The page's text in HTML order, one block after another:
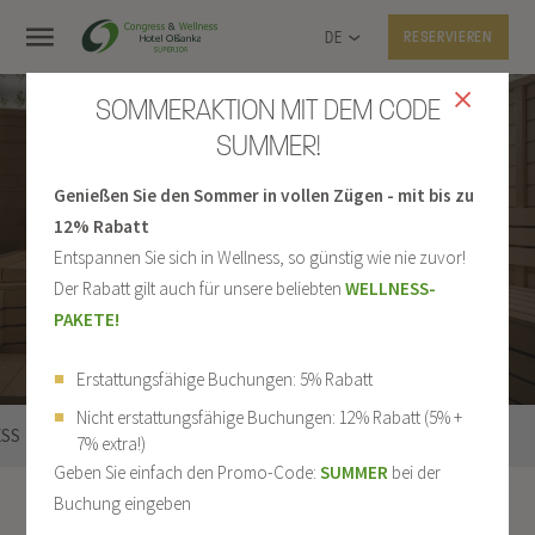
DE RESERVIEREN
SAUNEN UND
ANWENDUNGEN
SAUNEN UND ANWENDUNGEN SAUNAAUFGÜSSE
Wellness Saunen und Anwendungen
SOMMERAKTION MIT DEM CODE
SUMMER!
Genießen Sie den Sommer in vollen Zügen - mit bis zu
12% Rabatt
Entspannen Sie sich in Wellness, so günstig wie nie zuvor!
Der Rabatt gilt auch für unsere beliebtenWELLNESS-
PAKETE!
Erstattungsfähige Buchungen: 5% Rabatt
Nicht erstattungsfähige Buchungen: 12% Rabatt (5% +
7% extra!)
Geben Sie einfach den Promo-Code:SUMMER bei der
Buchung eingeben